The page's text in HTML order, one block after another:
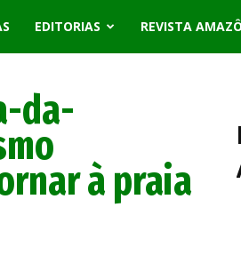
EDITORIAS REVISTA
da-
à praia